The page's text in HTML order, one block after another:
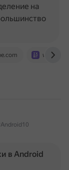
на
в Android